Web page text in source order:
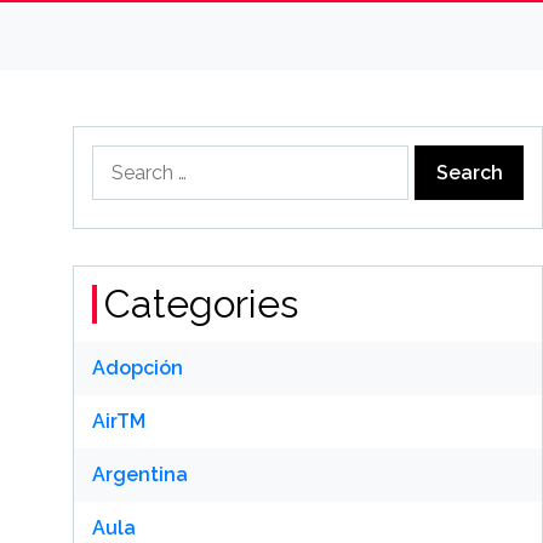
for:
Categories
Adopción
AirTM
Argentina
Aula